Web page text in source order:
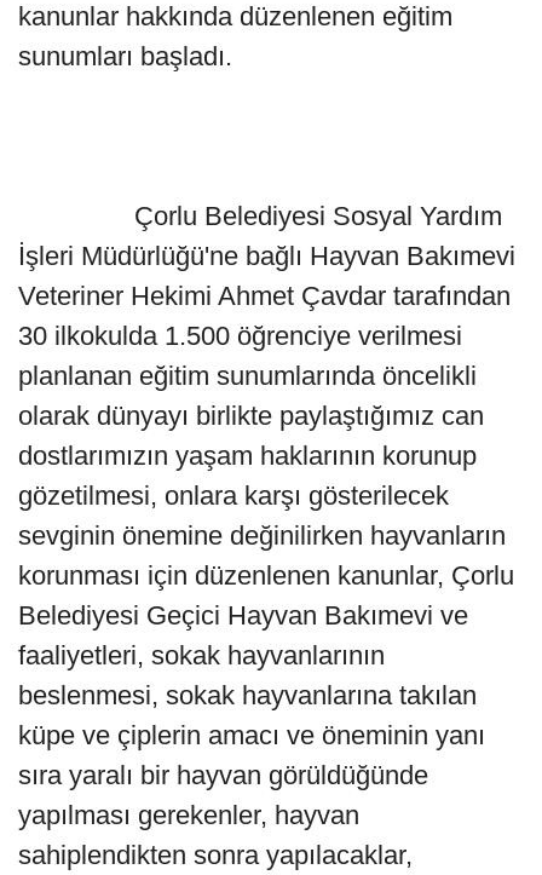
kanunlar hakkında düzenlenen eğitim
sunumları başladı.
Çorlu Belediyesi Sosyal Yardım
İşleri Müdürlüğü'ne bağlı Hayvan Bakımevi
Veteriner Hekimi Ahmet Çavdar tarafından
30 ilkokulda 1.500 öğrenciye verilmesi
planlanan eğitim sunumlarında öncelikli
olarak dünyayı birlikte paylaştığımız can
dostlarımızın yaşam haklarının korunup
gözetilmesi, onlara karşı gösterilecek
sevginin önemine değinilirken hayvanların
korunması için düzenlenen kanunlar, Çorlu
Belediyesi Geçici Hayvan Bakımevi ve
faaliyetleri, sokak hayvanlarının
beslenmesi, sokak hayvanlarına takılan
küpe ve çiplerin amacı ve öneminin yanı
sıra yaralı bir hayvan görüldüğünde
yapılması gerekenler, hayvan
sahiplendikten sonra yapılacaklar,